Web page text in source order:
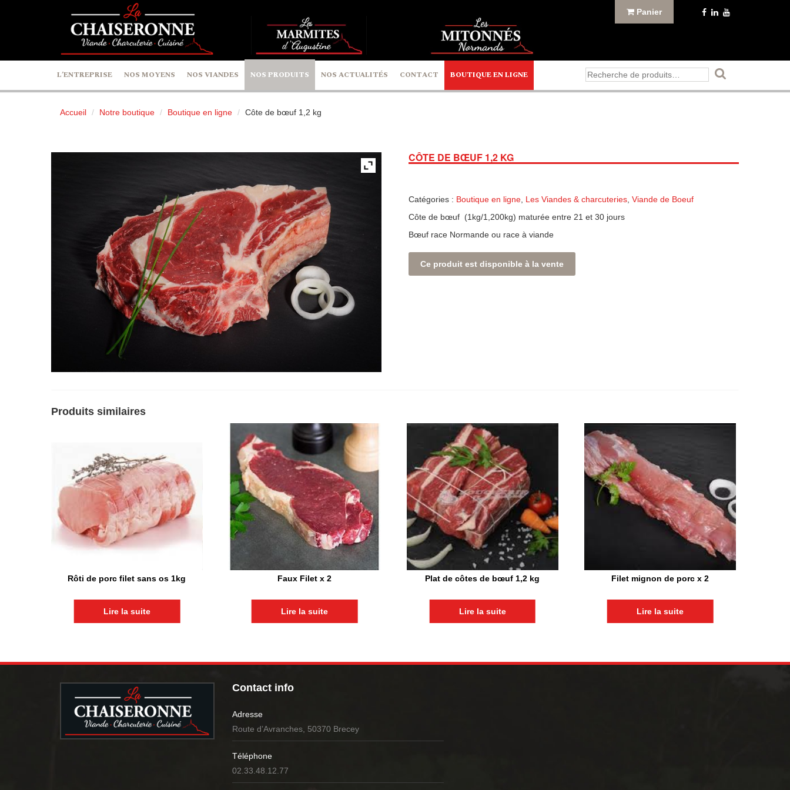
Panier
L’ENTREPRISE NOS MOYENS NOS VIANDES NOS PRODUITS NOS ACTUALITÉS CONTACT BOUTIQUE EN LIGNE
Recherche
pour :
Accueil Notre boutique Boutique en ligne Côte de bœuf 1,2 kg
CÔTE DE BŒUF 1,2 KG
Catégories : Boutique en ligne Les Viandes & charcuteries ,Viande de Boeuf
Côte de bœuf (1kg/1,200kg) maturée entre 21 et 30 jours
Bœuf race Normande ou race à viande
Ce produit est disponible à la vente
Produits similaires
Rôti de porc filet sans os 1kg
Lire la suite
Faux Filet x 2
Lire la suite
Plat de côtes de bœuf 1,2 kg
Lire la suite
Filet mignon de porc x 2
Lire la suite
Contact info
Adresse
Route d’Avranches, 50370 Brecey
Téléphone
02.33.48.12.77